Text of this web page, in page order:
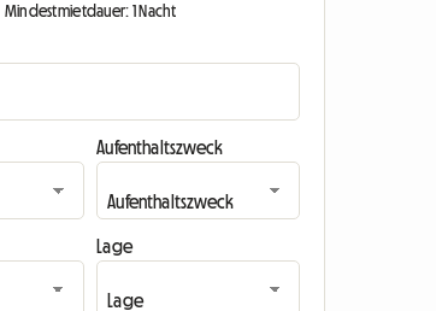
Mindestmietdauer: 1 Nacht
Aufenthaltszweck
Lage